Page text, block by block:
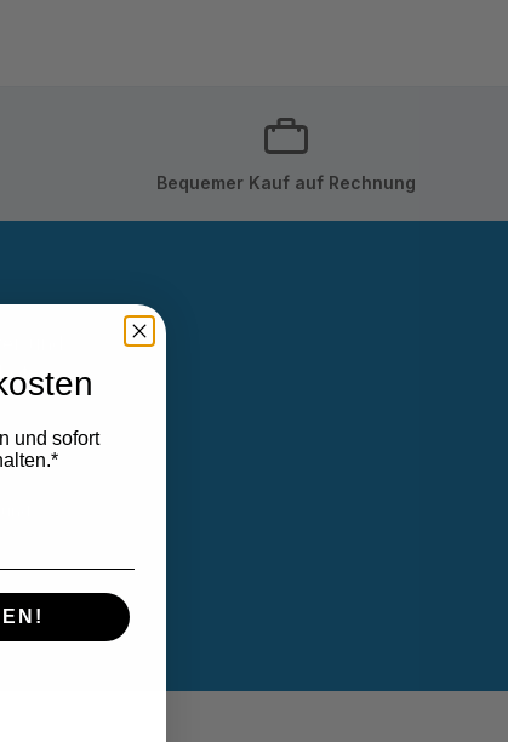
Bequemer Kauf auf Rechnung
und
und sofort